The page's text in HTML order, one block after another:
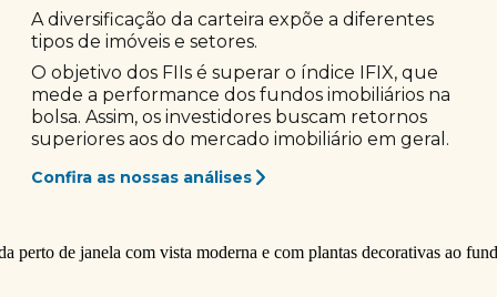
A diversificação da carteira expõe a diferentes
tipos de imóveis e setores.
O objetivo dos FIIs é superar o índice IFIX, que
mede a performance dos fundos imobiliários na
bolsa. Assim, os investidores buscam retornos
superiores aos do mercado imobiliário em geral.
Confira as nossas análises